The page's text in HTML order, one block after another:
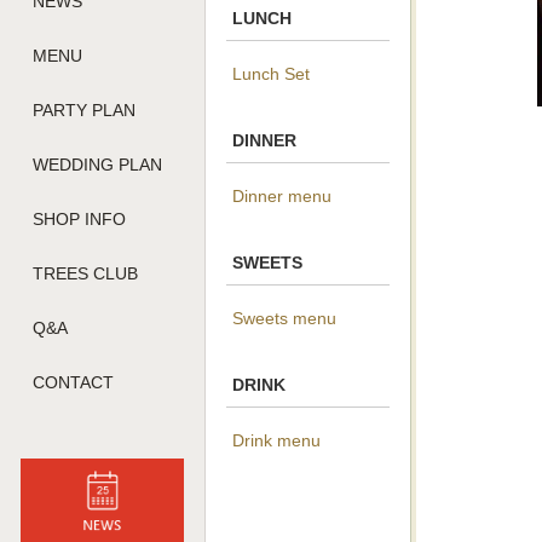
MENU
PARTY PLAN
WEDDING PLAN
SHOP INFO
TREES CLUB
Q&A
CONTACT
LUNCH
Lunch Set
DINNER
Dinner menu
SWEETS
Sweets menu
DRINK
Drink menu